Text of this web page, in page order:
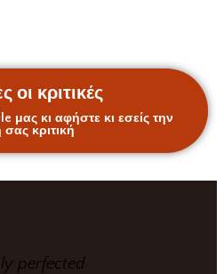
οι κριτικές
μας κι αφήστε κι εσείς την
σας κριτική
perfected